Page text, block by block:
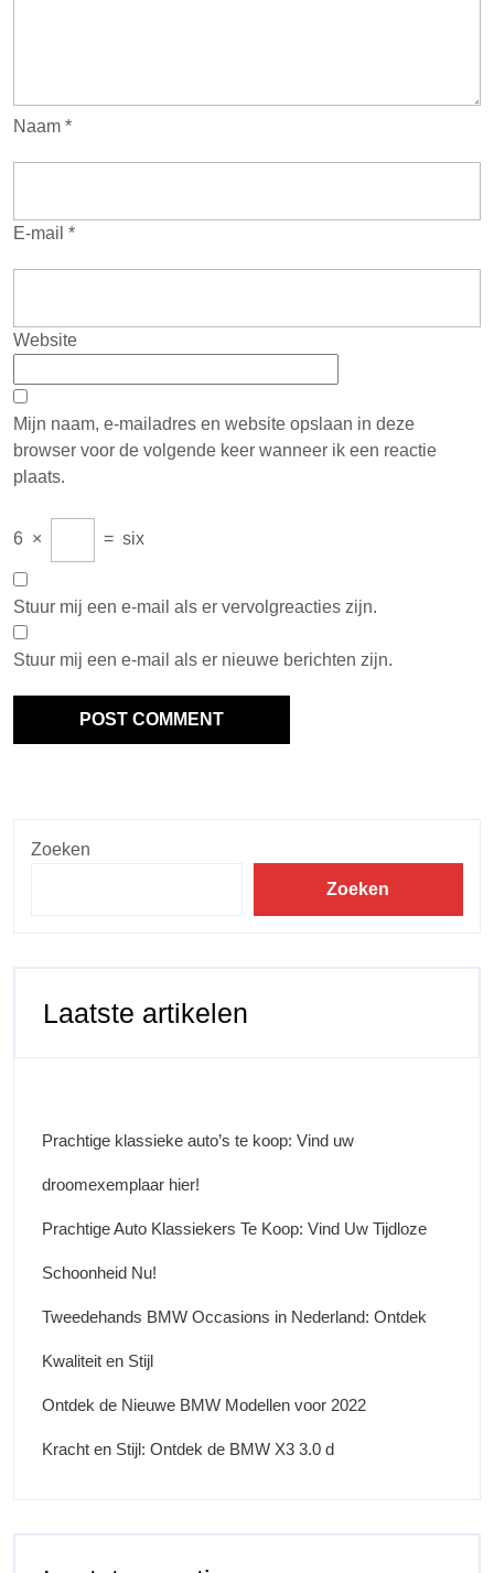
Naam *
E-mail *
Website
Mijn naam, e-mailadres en website opslaan in deze
browser voor de volgende keer wanneer ik een reactie
plaats.
6 × = six
Stuur mij een e-mail als er vervolgreacties zijn.
Stuur mij een e-mail als er nieuwe berichten zijn.
Zoeken
Zoeken
Laatste artikelen
Prachtige klassieke auto’s te koop: Vind uw
droomexemplaar hier!
Prachtige Auto Klassiekers Te Koop: Vind Uw Tijdloze
Schoonheid Nu!
Tweedehands BMW Occasions in Nederland: Ontdek
Kwaliteit en Stijl
Ontdek de Nieuwe BMW Modellen voor 2022
Kracht en Stijl: Ontdek de BMW X3 3.0 d